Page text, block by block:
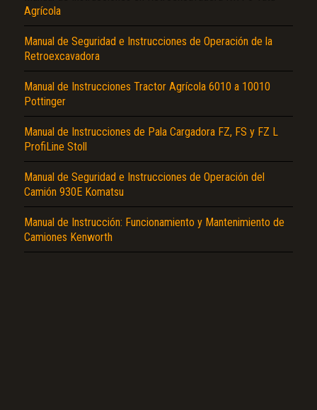
Agrícola
Manual de Seguridad e Instrucciones de Operación de la
Retroexcavadora
Manual de Instrucciones Tractor Agrícola 6010 a 10010
Pottinger
Manual de Instrucciones de Pala Cargadora FZ, FS y FZ L
ProfiLine Stoll
Manual de Seguridad e Instrucciones de Operación del
Camión 930E Komatsu
Manual de Instrucción: Funcionamiento y Mantenimiento de
Camiones Kenworth
El Título es incorrecto según el contenido.
No carga o no se visualiza el contenido.
Reportar otro tipo de error...